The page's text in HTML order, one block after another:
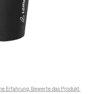
Erfahrung. Bewerte das Produkt.